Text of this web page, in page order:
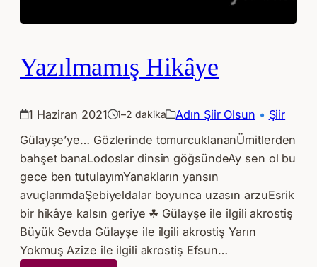
Yazılmamış Hikâye
1 Haziran 2021 1–2 dakika Adın Şiir Olsun • Şiir
Gülayşe’ye… Gözlerinde tomurcuklananÜmitlerden
bahşet banaLodoslar dinsin göğsündeAy sen ol bu
gece ben tutulayımYanakların yansın
avuçlarımdaŞebiyeldalar boyunca uzasın arzuEsrik
bir hikâye kalsın geriye ☘ Gülayşe ile ilgili akrostiş
Büyük Sevda Gülayşe ile ilgili akrostiş Yarın
Yokmuş Azize ile ilgili akrostiş Efsun…